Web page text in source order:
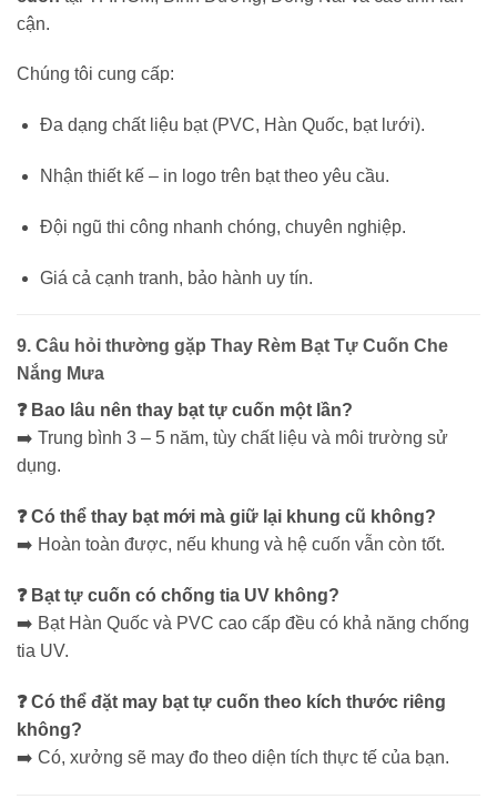
cận.
Chúng tôi cung cấp:
Đa dạng chất liệu bạt (PVC, Hàn Quốc, bạt lưới).
Nhận thiết kế – in logo trên bạt theo yêu cầu.
Đội ngũ thi công nhanh chóng, chuyên nghiệp.
Giá cả cạnh tranh, bảo hành uy tín.
9. Câu hỏi thường gặp Thay Rèm Bạt Tự Cuốn Che
Nắng Mưa
❓ Bao lâu nên thay bạt tự cuốn một lần?
➡️ Trung bình 3 – 5 năm, tùy chất liệu và môi trường sử
dụng.
❓ Có thể thay bạt mới mà giữ lại khung cũ không?
➡️ Hoàn toàn được, nếu khung và hệ cuốn vẫn còn tốt.
❓ Bạt tự cuốn có chống tia UV không?
➡️ Bạt Hàn Quốc và PVC cao cấp đều có khả năng chống
tia UV.
❓ Có thể đặt may bạt tự cuốn theo kích thước riêng
không?
➡️ Có, xưởng sẽ may đo theo diện tích thực tế của bạn.